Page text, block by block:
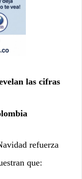
las cifras
refuerza
que: